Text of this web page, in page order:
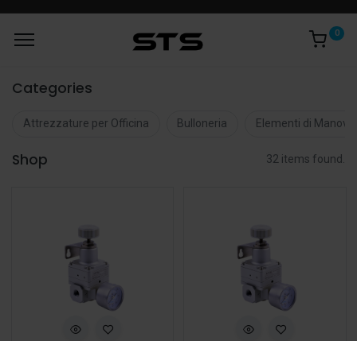
0
Categories
Attrezzature per Officina Bulloneria Elementi di
Shop 32 items found.